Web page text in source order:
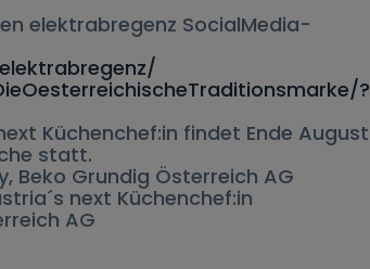
elektrabregenz SocialMedia-
?
Küchenchef:in findet Ende August
statt.
Beko Grundig Österreich AG
next Küchenchef:in
AG